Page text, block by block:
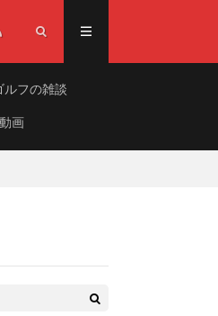
ルフの雑談
画